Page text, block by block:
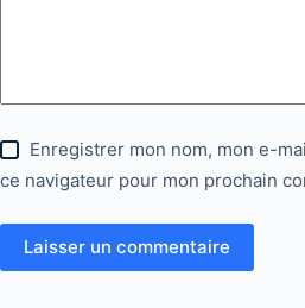
Enregistrer mon nom, mon e-
ce navigateur pour mon prochain
Laisser un commentaire